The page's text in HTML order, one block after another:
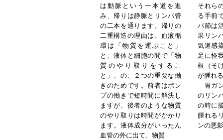
は動脈という一本道を進
み、帰りは静脈とリンパ管
の二本を通ります。帰りの
二重構造の理由は、血液循
環は「物質を運ぶこと」
と、液体と細胞の間で「物
質のやり取りをするこ
と」、の、２つの重要な働
きのためです。前者はポン
プの働きで短時間に解決し
ますが、後者のような物質
のやり取りは時間がかかり
ます。液体成分がいったん
血管の外に出て、物質
それら
る手前
パ節は
果リン
気道感
足に怪
根（そ
が腫れ
胃ガ
のリン
の時に
腫れる
ンの悪